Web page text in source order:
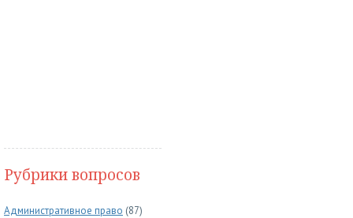
Рубрики вопросов
Административное право (87)